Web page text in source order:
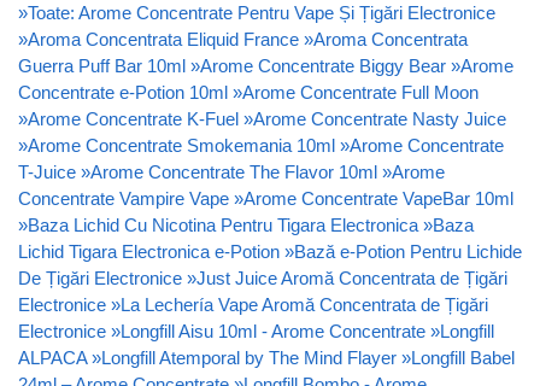
»Toate: Arome Concentrate Pentru Vape Și Țigări Electronice
»Aroma Concentrata Eliquid France »Aroma Concentrata
Guerra Puff Bar 10ml »Arome Concentrate Biggy Bear »Arome
Concentrate e-Potion 10ml »Arome Concentrate Full Moon
»Arome Concentrate K-Fuel »Arome Concentrate Nasty Juice
»Arome Concentrate Smokemania 10ml »Arome Concentrate
T-Juice »Arome Concentrate The Flavor 10ml »Arome
Concentrate Vampire Vape »Arome Concentrate VapeBar 10ml
»Baza Lichid Cu Nicotina Pentru Tigara Electronica »Baza
Lichid Tigara Electronica e-Potion »Bază e-Potion Pentru Lichide
De Țigări Electronice »Just Juice Aromă Concentrata de Țigări
Electronice »La Lechería Vape Aromă Concentrata de Țigări
Electronice »Longfill Aisu 10ml - Arome Concentrate »Longfill
ALPACA »Longfill Atemporal by The Mind Flayer »Longfill Babel